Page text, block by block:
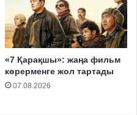
«7 Қарақшы»: жаңа фильм
көрерменге жол тартады
07.08.2026